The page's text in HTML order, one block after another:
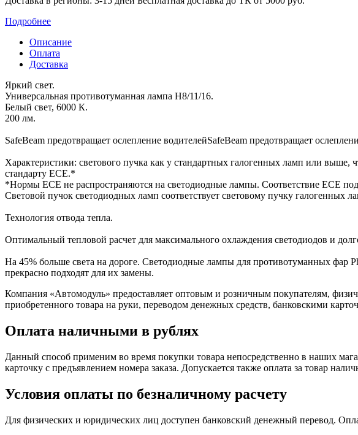
Подробнее
Описание
Оплата
Доставка
Яркий свет.
Универсальная противотуманная лампа H8/11/16.
Белый свет, 6000 К.
‎200 лм.
SafeBeam предотвращает ослепление водителейSafeBeam предотвращает
Характеристики: светового пучка как у стандартных галогенных ламп или выше,
‎стандарту ECE.*
‎*Нормы ECE не распространяются на светодиодные лампы. Соответствие ECE
Световой ‎пучок светодиодных ламп соответствует световому пучку галогенных
Технология отвода тепла.
Оптимальный тепловой расчет для максимального охлаждения светодиодов и
На 45% больше света на дороге. Светодиодные лампы для противотуманных фар
‎прекрасно подходят для их замены.
Компания «Автомодуль» предоставляет оптовым и розничным покупателям,
приобретенного товара на руки, переводом денежных средств, банковскими
Оплата наличными в рублях
Данный способ применим во время покупки товара непосредственно в наших
карточку с предъявлением номера заказа. Допускается также оплата за товар
Условия оплаты по безналичному расчету
Для физических и юридических лиц доступен банковский денежный перевод.